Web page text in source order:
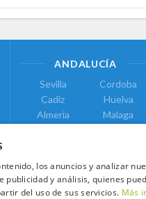
ANDALUCÍA
Sevilla
Cadiz
Almeria
Cordoba
Huelva
Malaga
Valencia
COMUNIDAD DE
los anuncios y analizar
publicidad y análisis, quienes
del uso de sus servicios. Más